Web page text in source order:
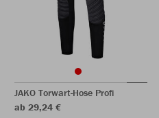
JAKO Torwart-Hose Profi
ab 29,24 €